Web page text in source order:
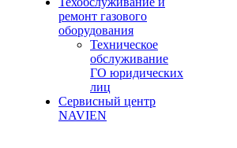
ремонт газового
оборудования
Техническое
обслуживание
ГО юридических
лиц
Сервисный центр
NAVIEN